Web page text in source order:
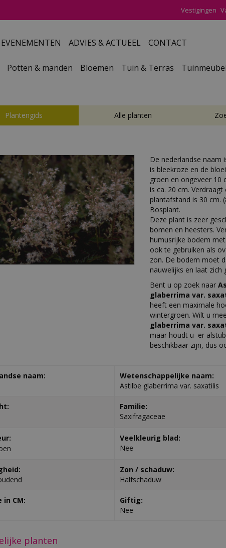
Vestigingen
EVENEMENTEN ADVIES & ACTUEEL CONTACT
Potten & manden Bloemen Tuin & Terras
Plantengids Alle planten
De nederlandse naam
is bleekroze en de
groen en ongeveer 10
is ca. 20 cm.
plantafstand is 30 cm.
Bosplant.
Deze plant is zeer
bomen en heesters.
humusrijke bodem
ook te gebruiken als
zon. De bodem moet
nauwelijks en laat zich
Bent u op zoek naar
glaberrima var.
heeft een maximale
wintergroen. Wilt u
glaberrima var.
maar houdt u er
beschikbaar zijn, dus
naam:
Wetenschappelijke naam:
Astilbe glaberrima var. saxatilis
Familie:
Saxifragaceae
Veelkleurig blad:
Nee
Zon / schaduw:
Halfschaduw
in CM:
Giftig:
Nee
planten